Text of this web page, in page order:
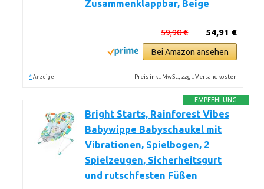
Zusammenklappbar, Beige
54,91 €
59,90 €
Bei Amazon ansehen
* Anzeige Preis inkl. MwSt., zzgl. Versandkosten
EMPFEHLUNG
Bright Starts, Rainforest Vibes
Babywippe Babyschaukel mit
Vibrationen, Spielbogen, 2
Spielzeugen, Sicherheitsgurt
und rutschfesten Füßen